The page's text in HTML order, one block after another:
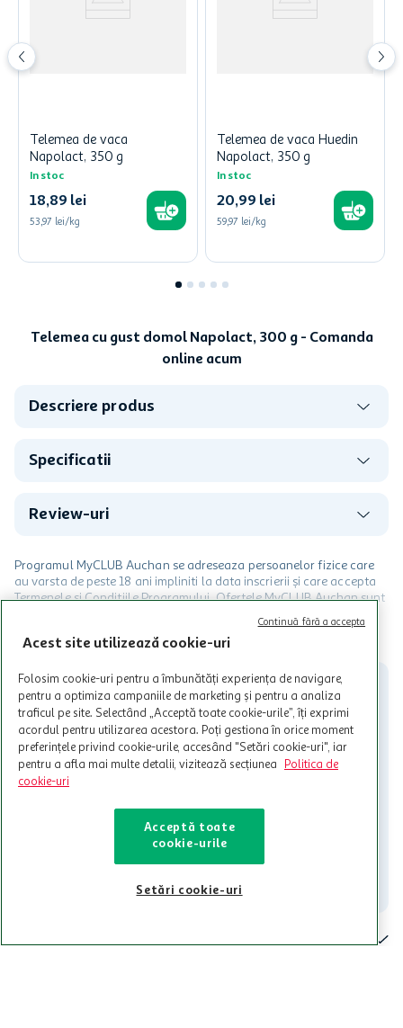
Telemea de vaca
Napolact, 350 g
In stoc
18,89 lei
53,97 lei/kg
Telemea de vaca Huedin
Napolact, 350 g
In stoc
20,99 lei
59,97 lei/kg
Telemea cu gust domol Napolact, 300 g - Comanda
online acum
Descriere produs
Specificatii
Review-uri
Programul MyCLUB Auchan se adreseaza persoanelor fizice care
au varsta de peste 18 ani impliniti la data inscrierii și care accepta
Termenele și Condițiile Programului. Ofertele MyCLUB Auchan sunt
valabile in limita stocurilor disponibile. Beneficiile se acorda in
limita a 12 unitati / card client o singura data in perioada promotiei.
Cardul poate fi utilizat doar in legatura cu magazinele Auchan
nu poate fi utilizat in legatura cu alti comercianți sau pentru alte
activitati in afara celor mentionate in Termene si Conditii. Auchan
nu raspunde pentru imposibilitatea utilizarii Cardului in perioada in
care aceste este suspendat sau in perioada in care sunt efectuate
intretineri sau reparatii tehnice la sistemul de utilizarea al Cardului.
contact@auchan.ro
Acest site utilizează cookie-uri
Folosim cookie-uri pentru a îmbunătăți experiența de navigare,
pentru a optimiza campaniile de marketing și pentru a analiza
traficul pe site. Selectând „Acceptă toate cookie-urile”, îți exprimi
acordul pentru utilizarea acestora. Poți gestiona în orice moment
preferințele privind cookie-urile, accesând "Setări cookie-uri", iar
pentru a afla mai multe detalii, vizitează secțiunea
Politica de
cookie-uri
Acceptă toate
cookie-urile
Setări cookie-uri
Continuă fără a accepta